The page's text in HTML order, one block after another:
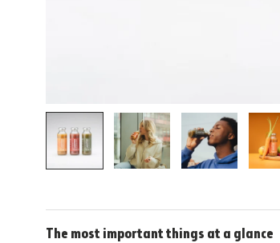
The most important things at a glance